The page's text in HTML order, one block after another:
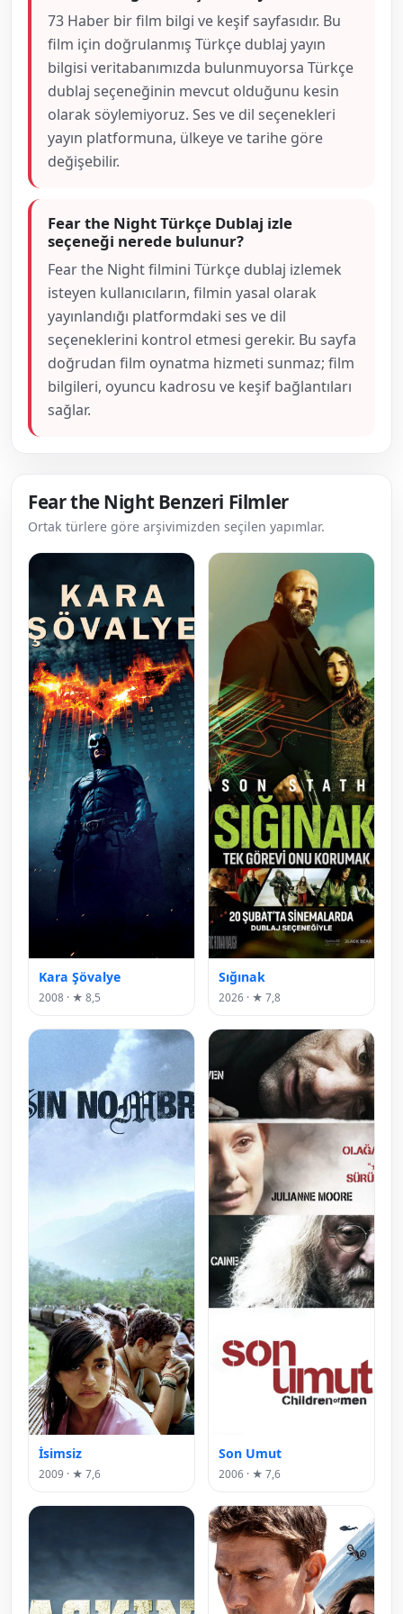
73 Haber bir film bilgi ve keşif sayfasıdır. Bu
film için doğrulanmış Türkçe dublaj yayın
bilgisi veritabanımızda bulunmuyorsa Türkçe
dublaj seçeneğinin mevcut olduğunu kesin
olarak söylemiyoruz. Ses ve dil seçenekleri
yayın platformuna, ülkeye ve tarihe göre
değişebilir.
Fear the Night Türkçe Dublaj izle
seçeneği nerede bulunur?
Fear the Night filmini Türkçe dublaj izlemek
isteyen kullanıcıların, filmin yasal olarak
yayınlandığı platformdaki ses ve dil
seçeneklerini kontrol etmesi gerekir. Bu sayfa
doğrudan film oynatma hizmeti sunmaz; film
bilgileri, oyuncu kadrosu ve keşif bağlantıları
sağlar.
Fear the Night Benzeri Filmler
Ortak türlere göre arşivimizden seçilen yapımlar.
Kara Şövalye
2008 · ★ 8,5
Sığınak
2026 · ★ 7,8
İsimsiz
2009 · ★ 7,6
Son Umut
2006 · ★ 7,6